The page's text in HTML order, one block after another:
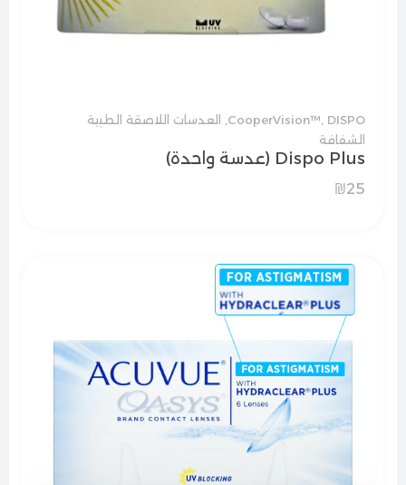
CooperVision™ DISPO
العدسات اللاصقة الطبية
الشفافة
Dispo Plus (عدسة واحدة)
₪25